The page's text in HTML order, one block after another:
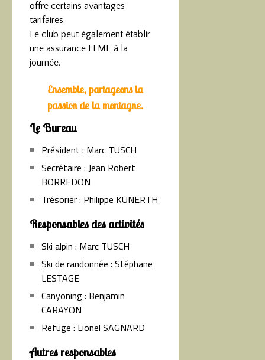
offre certains avantages
tarifaires.
Le club peut également établir
une assurance FFME à la
journée.
Ensemble, partageons la
passion de la montagne.
Le Bureau
Président : Marc TUSCH
Secrétaire : Jean Robert
BORREDON
Trésorier : Philippe KUNERTH
Responsables des activités
Ski alpin : Marc TUSCH
Ski de randonnée : Stéphane
LESTAGE
Canyoning : Benjamin
CARAYON
Refuge : Lionel SAGNARD
Autres responsables